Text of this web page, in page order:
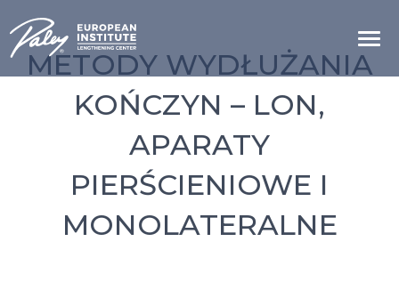
METODY WYDŁUŻANIA
KOŃCZYN – LON,
APARATY
PIERŚCIENIOWE I
MONOLATERALNE